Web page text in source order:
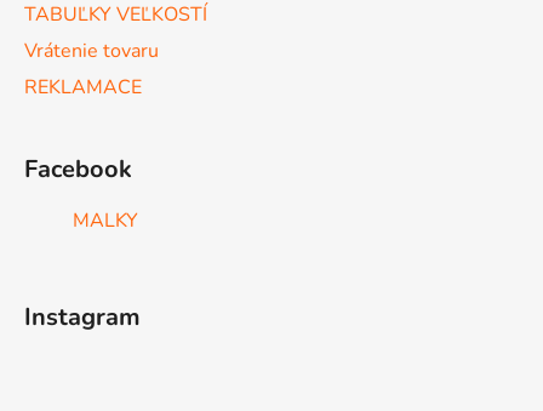
TABUĽKY VEĽKOSTÍ
Vrátenie tovaru
REKLAMACE
Facebook
MALKY
Instagram